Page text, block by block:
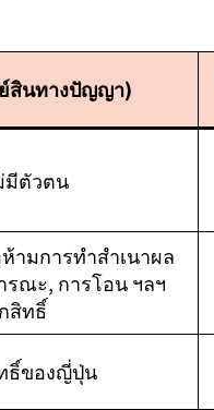
สินทางปัญญา)
มีตัวตน
มการทำสำเนาผล
รณะ, การโอน ฯลฯ
สิทธิ์
ธิ์ของญี่ปุ่น